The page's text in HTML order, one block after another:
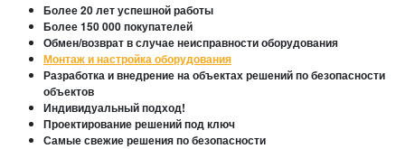
Более 20 лет успешной работы
Более 150 000 покупателей
Обмен/возврат в случае неисправности оборудования
Монтаж и настройка оборудования
Разработка и внедрение на объектах решений по безопасности
объектов
Индивидуальный подход!
Проектирование решений под ключ
Самые свежие решения по безопасности